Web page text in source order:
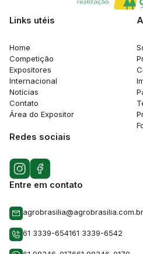
Links utéis
Home
Competição
Expositores
Internacional
Notícias
Contato
Área do Expositor
Redes sociais
Entre em contato
agrobrasilia@agrobrasilia.com.br
61 3339-654161 3339-6542